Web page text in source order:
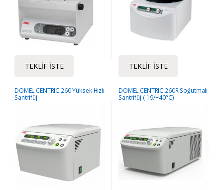
TEKLIF İSTE TEKLIF İSTE
DOMEL CENTRIC 260 Yüksek Hızlı
Santrifüj
DOMEL CENTRIC 260R Soğutmalı
Santrifüj (-19/+40°C)